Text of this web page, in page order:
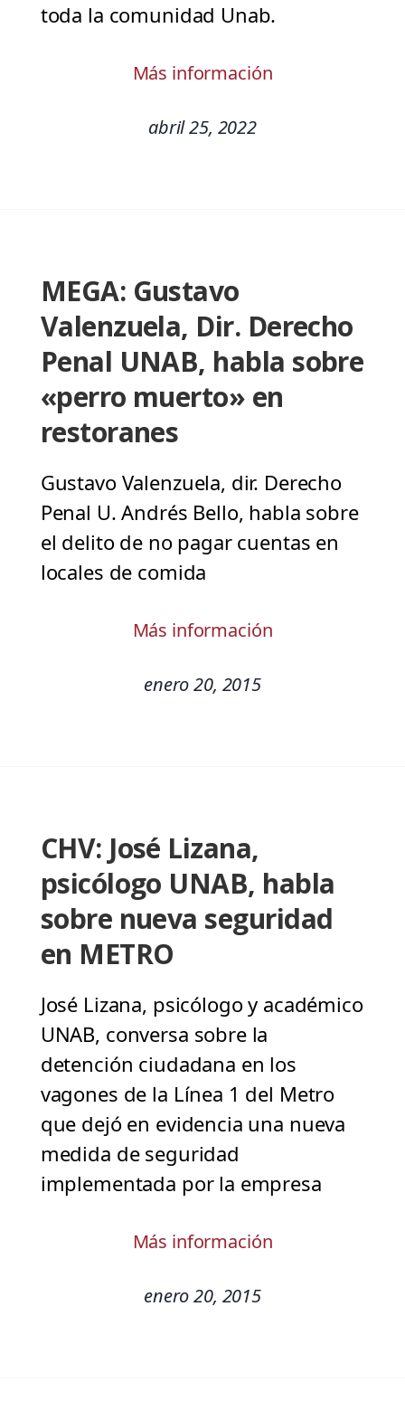
toda la comunidad Unab.
Más información
abril 25, 2022
MEGA: Gustavo
Valenzuela, Dir. Derecho
Penal UNAB, habla sobre
«perro muerto» en
restoranes
Gustavo Valenzuela, dir. Derecho
Penal U. Andrés Bello, habla sobre
el delito de no pagar cuentas en
locales de comida
Más información
enero 20, 2015
CHV: José Lizana,
psicólogo UNAB, habla
sobre nueva seguridad
en METRO
José Lizana, psicólogo y académico
UNAB, conversa sobre la
detención ciudadana en los
vagones de la Línea 1 del Metro
que dejó en evidencia una nueva
medida de seguridad
implementada por la empresa
Más información
enero 20, 2015